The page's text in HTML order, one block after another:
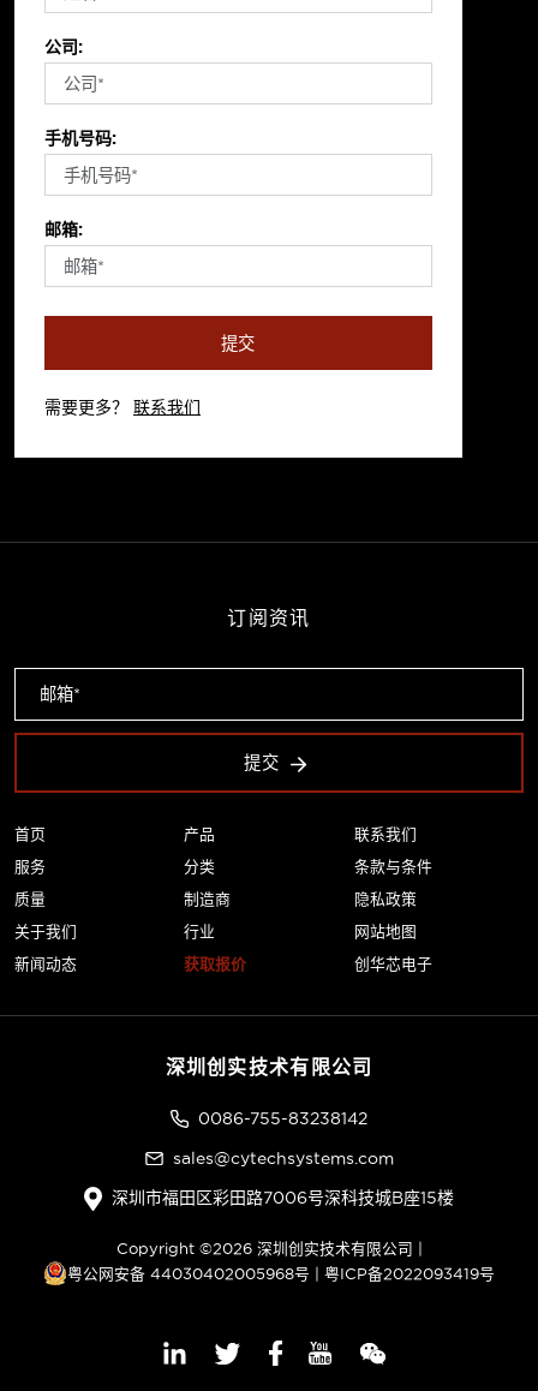
公司:
手机号码:
邮箱:
提交
需要更多？ 联系我们
首页
服务
质量
关于我们
新闻动态
产品
分类
制造商
行业
获取报价
联系我们
条款与条件
隐私政策
网站地图
创华芯电子
订阅资讯
提交
深圳创实技术有限公司
0086-755-83238142
sales@cytechsystems.com
深圳市福田区彩田路7006号深科技城B座15楼
Copyright ©2026 深圳创实技术有限公司 |
粤公网安备 44030402005968号
粤ICP备2022093419号